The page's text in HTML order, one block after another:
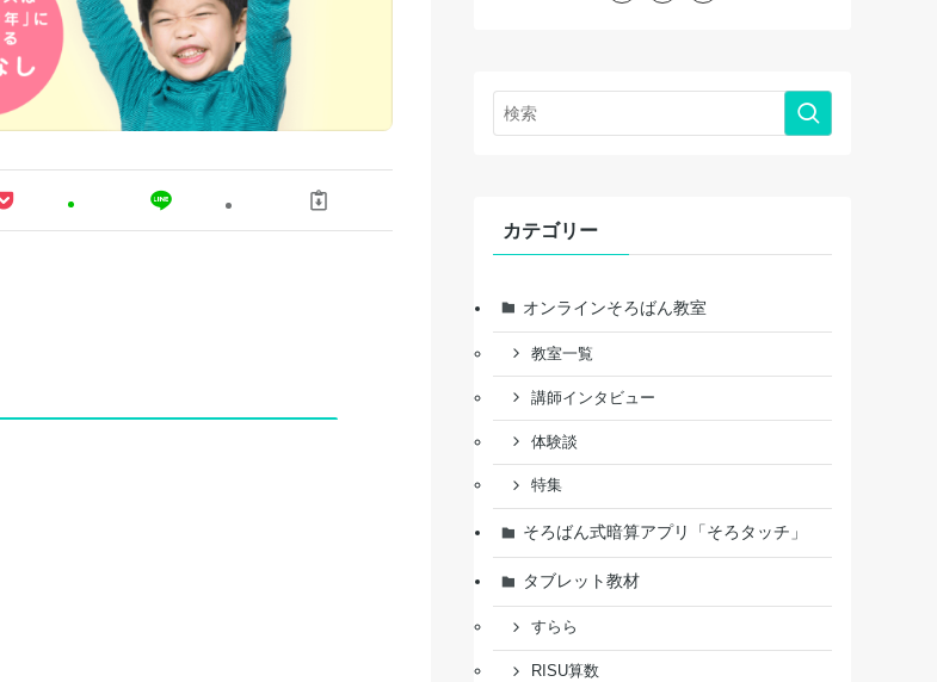
カテゴリー
オンラインそろばん教室
教室一覧
講師インタビュー
体験談
特集
そろばん式暗算アプリ「そろタッチ」
タブレット教材
すらら
RISU算数